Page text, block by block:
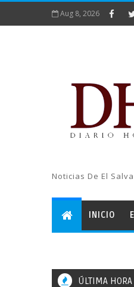
Aug 8, 2026
Noticias De El
INICIO
ÚLTIMA HORA